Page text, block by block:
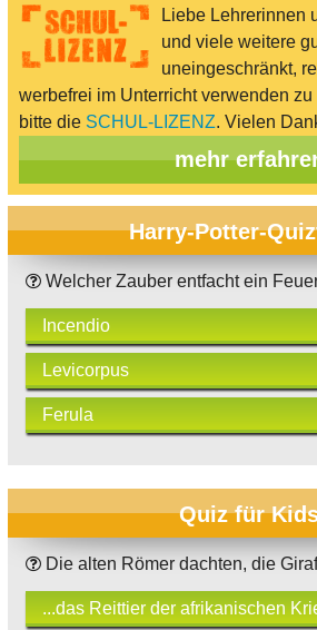
Liebe Lehrerinnen
und viele weitere
uneingeschränkt,
werbefrei im Unterricht verwenden
bitte die SCHUL-LIZENZ. Vielen
mehr
Harry-Potter-
Welcher Zauber entfacht ein
Incendio
Levicorpus
Ferula
Quiz für
Die alten Römer dachten, die
...das Reittier der afrikanischen